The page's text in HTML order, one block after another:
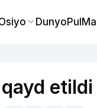
DunyoPul
etildi